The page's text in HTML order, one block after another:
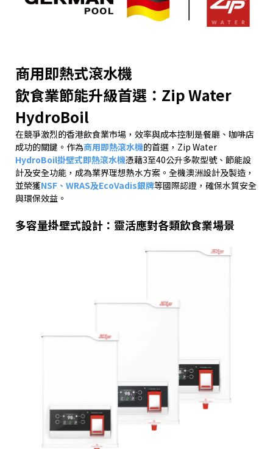
商用即熱式滾水機
飲食業節能升級首選：Zip Water
HydroBoil
在競爭激烈的香港飲食業市場，效率與成本控制是餐廳、咖啡店
成功的關鍵。作為商用即熱滾水機的首選， Zip Water
HydroBoil掛壁式即熱滾水機憑藉3至40公升多款型號、節能設
計及安全功能，成為業界理想熱水方案。全機澳洲設計及製造，
並榮獲NSF 、 WRAS及EcoVadis銀牌等國際認證，確保水質安全
與環保效益。
多容量掛壁式設計：靈活應對各類飲食業場景